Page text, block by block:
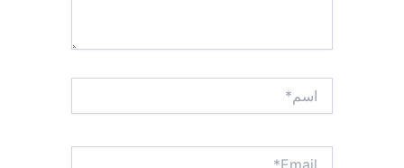
اسم*
Email*